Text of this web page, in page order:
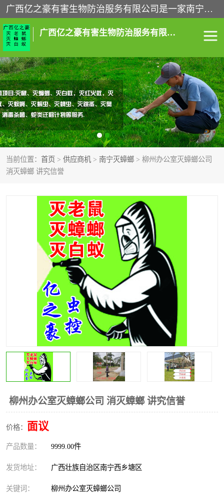
广西亿之豪有害生物防治服务有限公司是一家南宁灭鼠公司、灭蟑螂公司，南宁杀虫公司，南宁除虫公司，南宁灭跳蚤公司，南宁灭白蚁公司，南宁除四害公司,广西亿之豪有害生物防治服务有限公司专业灭蟑螂,除臭虫,其他害虫,服务上门,安全环保,售后保障,一次消杀，竭诚为您服务.
广西亿之豪有害生物防治服务有限公司
当前位置： 首页 > 供应商机 > 南宁灭蟑螂 > 柳州办公室灭蟑螂公司
消灭蟑螂 讲究信誉
柳州办公室灭蟑螂公司 消灭蟑螂 讲究信誉
价格： 面议
产品数量： 9999.00件
发货地址： 广西壮族自治区南宁西乡塘区
关键词： 柳州办公室灭蟑螂公司
南宁灭白蚁 南宁灭老鼠
南宁灭蟑螂 南宁杀虫
南宁除四害 南宁消杀
南宁除虫公司